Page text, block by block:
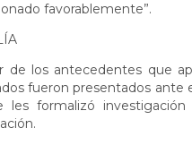
favorablemente”.
de los antecedentes que
fueron presentados ante
les formalizó